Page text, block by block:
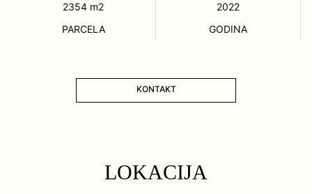
2354 m2
PARCELA
2022
GODINA
KONTAKT
LOKACIJA